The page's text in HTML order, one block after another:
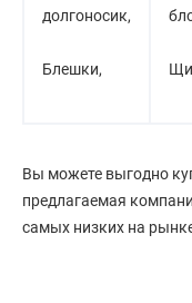
долгоносик,
Блешки,
Вы можете выгодно
предлагаемая
самых низких на